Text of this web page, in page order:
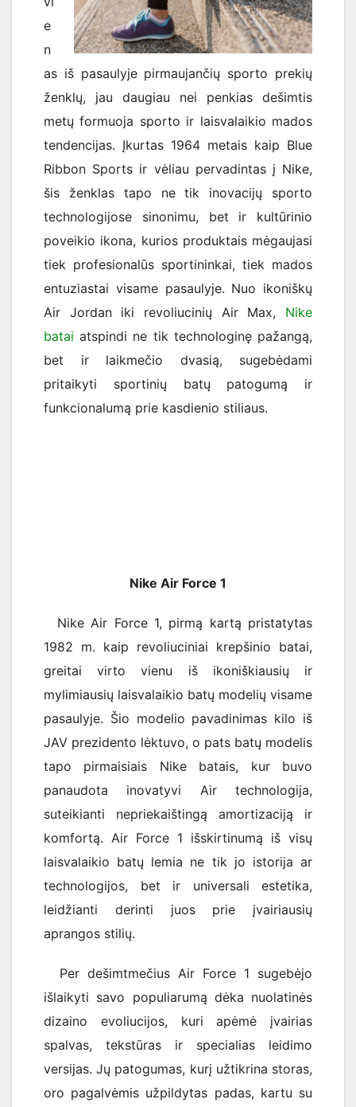
e
n
as iš pasaulyje pirmaujančių sporto prekių
ženklų, jau daugiau nei penkias dešimtis
metų formuoja sporto ir laisvalaikio mados
tendencijas. Įkurtas 1964 metais kaip Blue
Ribbon Sports ir vėliau pervadintas į Nike,
šis ženklas tapo ne tik inovacijų sporto
technologijose sinonimu, bet ir kultūrinio
poveikio ikona, kurios produktais mėgaujasi
tiek profesionalūs sportininkai, tiek mados
entuziastai visame pasaulyje. Nuo ikoniškų
Air Jordan iki revoliucinių Air Max, Nike
batai atspindi ne tik technologinę pažangą,
bet ir laikmečio dvasią, sugebėdami
pritaikyti sportinių batų patogumą ir
funkcionalumą prie kasdienio stiliaus.
Nike Air Force 1
Nike Air Force 1, pirmą kartą pristatytas
1982 m. kaip revoliuciniai krepšinio batai,
greitai virto vienu iš ikoniškiausių ir
mylimiausių laisvalaikio batų modelių visame
pasaulyje. Šio modelio pavadinimas kilo iš
JAV prezidento lėktuvo, o pats batų modelis
tapo pirmaisiais Nike batais, kur buvo
panaudota inovatyvi Air technologija,
suteikianti nepriekaištingą amortizaciją ir
komfortą. Air Force 1 išskirtinumą iš visų
laisvalaikio batų lemia ne tik jo istorija ar
technologijos, bet ir universali estetika,
leidžianti derinti juos prie įvairiausių
aprangos stilių.
Per dešimtmečius Air Force 1 sugebėjo
išlaikyti savo populiarumą dėka nuolatinės
dizaino evoliucijos, kuri apėmė įvairias
spalvas, tekstūras ir specialias leidimo
versijas. Jų patogumas, kurį užtikrina storas,
oro pagalvėmis užpildytas padas, kartu su